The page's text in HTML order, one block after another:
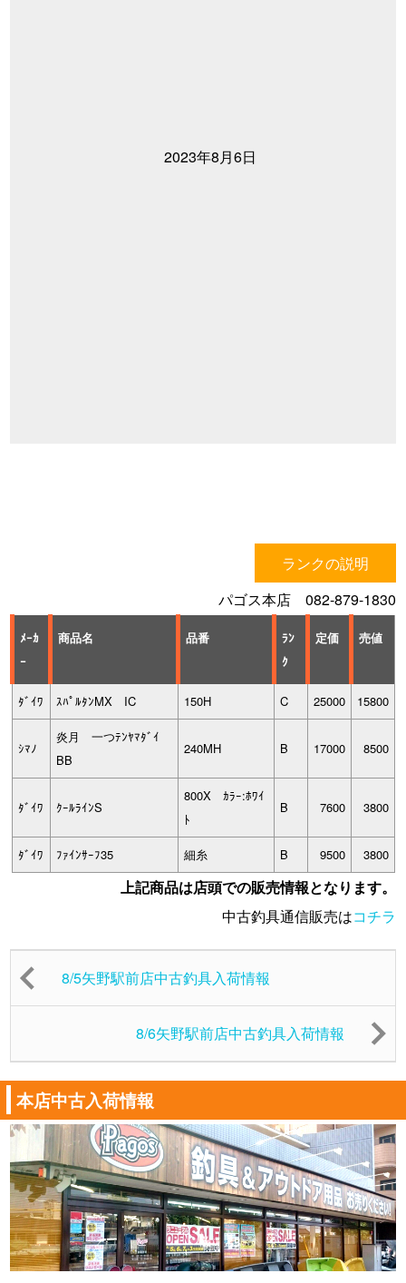
2023年8月6日
ランクの説明
パゴス本店 082-879-1830
ﾒｰｶ
ｰ
商品名 品番
ﾗﾝ
ｸ
定価 売値
ﾀﾞｲﾜ ｽﾊﾟﾙﾀﾝMX IC 150H C 25000 15800
ｼﾏﾉ
炎月 一つﾃﾝﾔﾏﾀﾞｲ
BB
240MH B 17000 8500
ﾀﾞｲﾜ ｸｰﾙﾗｲﾝS
800X ｶﾗｰ:ﾎﾜｲ
ﾄ
B 7600 3800
ﾀﾞｲﾜ ﾌｧｲﾝｻｰﾌ35 細糸 B 9500 3800
上記商品は店頭での販売情報となります。
中古釣具通信販売はコチラ
8/5矢野駅前店中古釣具入荷情報
8/6矢野駅前店中古釣具入荷情報
本店中古入荷情報